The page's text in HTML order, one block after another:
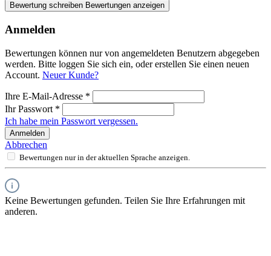
Bewertung schreiben Bewertungen anzeigen
Anmelden
Bewertungen können nur von angemeldeten Benutzern abgegeben
werden. Bitte loggen Sie sich ein, oder erstellen Sie einen neuen
Account. Neuer Kunde?
Ihre E-Mail-Adresse *
Ihr Passwort *
Ich habe mein Passwort vergessen.
Anmelden
Abbrechen
Bewertungen nur in der aktuellen Sprache anzeigen.
Keine Bewertungen gefunden. Teilen Sie Ihre Erfahrungen mit
anderen.